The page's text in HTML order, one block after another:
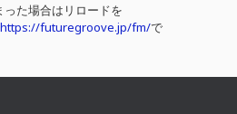
った場合はリロードを
https://futuregroove.jp/fm/で